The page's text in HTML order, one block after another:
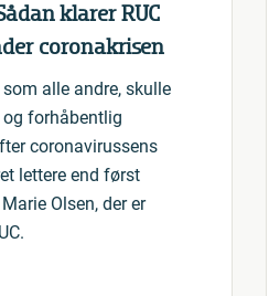
klarer RUC
coronakrisen
alle andre, skulle
forhåbentlig
coronavirussens
lettere end først
Olsen, der er